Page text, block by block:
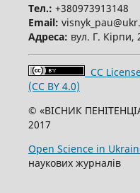
Тел.: +380973913148
Email:
Адреса: вул. Г. Кірпи,
CC
(CC BY 4.0)
© «ВІСНИК
2017
Open Science in
наукових журналів